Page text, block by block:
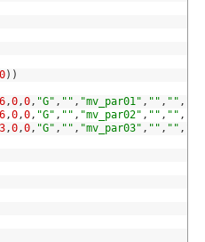
) )
6 ,0 ,0 , "G" , "" , "mv_par01" , "" , "" ,
6 ,0 ,0 , "G" , "" , "mv_par02" , "" , "" ,
3 ,0 ,0 , "G" , "" , "mv_par03" , "" , "" ,